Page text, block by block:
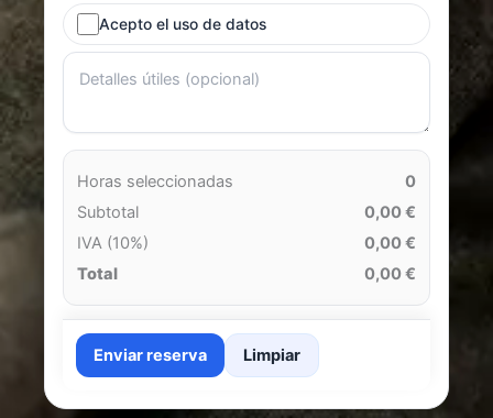
Acepto el uso de datos
Horas seleccionadas
0
Subtotal
0,00 €
IVA (10%)
0,00 €
Total
0,00 €
Enviar reserva Limpiar